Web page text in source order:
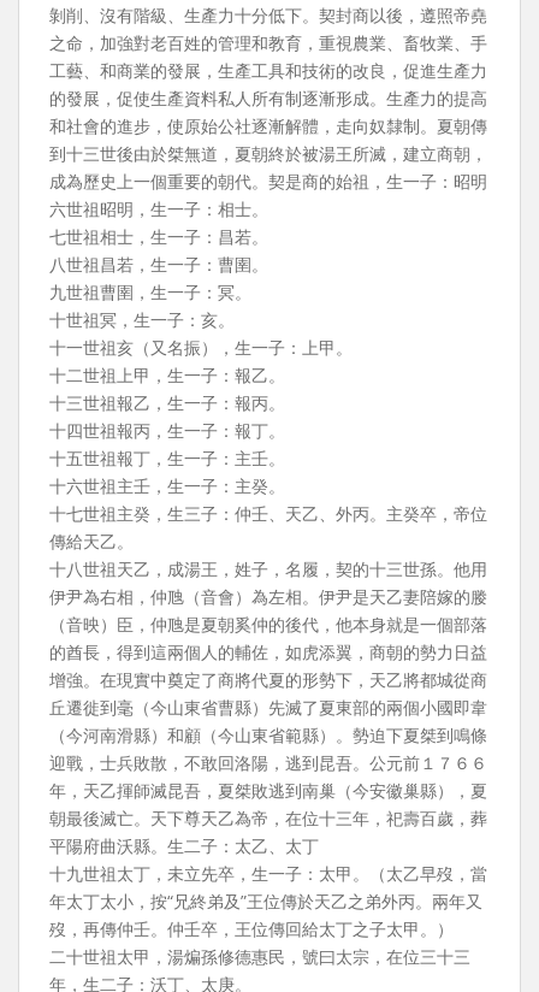
剝削、沒有階級、生產力十分低下。契封商以後，遵照帝堯
之命，加強對老百姓的管理和教育，重視農業、畜牧業、手
工藝、和商業的發展，生產工具和技術的改良，促進生產力
的發展，促使生產資料私人所有制逐漸形成。生產力的提高
和社會的進步，使原始公社逐漸解體，走向奴隸制。夏朝傳
到十三世後由於桀無道，夏朝終於被湯王所滅，建立商朝，
成為歷史上一個重要的朝代。契是商的始祖，生一子：昭明
六世祖昭明，生一子：相士。
七世祖相士，生一子：昌若。
八世祖昌若，生一子：曹圉。
九世祖曹圉，生一子：冥。
十世祖冥，生一子：亥。
十一世祖亥（又名振），生一子：上甲。
十二世祖上甲，生一子：報乙。
十三世祖報乙，生一子：報丙。
十四世祖報丙，生一子：報丁。
十五世祖報丁，生一子：主壬。
十六世祖主壬，生一子：主癸。
十七世祖主癸，生三子：仲壬、天乙、外丙。主癸卒，帝位
傳給天乙。
十八世祖天乙，成湯王，姓子，名履，契的十三世孫。他用
伊尹為右相，仲虺（音會）為左相。伊尹是天乙妻陪嫁的媵
（音映）臣，仲虺是夏朝奚仲的後代，他本身就是一個部落
的酋長，得到這兩個人的輔佐，如虎添翼，商朝的勢力日益
增強。在現實中奠定了商將代夏的形勢下，天乙將都城從商
丘遷徙到毫（今山東省曹縣）先滅了夏東部的兩個小國即韋
（今河南滑縣）和顧（今山東省範縣）。勢迫下夏桀到鳴條
迎戰，士兵敗散，不敢回洛陽，逃到昆吾。公元前１７６６
年，天乙揮師滅昆吾，夏桀敗逃到南巢（今安徽巢縣），夏
朝最後滅亡。天下尊天乙為帝，在位十三年，祀壽百歲，葬
平陽府曲沃縣。生二子：太乙、太丁
十九世祖太丁，未立先卒，生一子：太甲。（太乙早歿，當
年太丁太小，按“兄終弟及”王位傳於天乙之弟外丙。兩年又
歿，再傳仲壬。仲壬卒，王位傳回給太丁之子太甲。）
二十世祖太甲，湯煸孫修德惠民，號曰太宗，在位三十三
年，生二子：沃丁、太庚。